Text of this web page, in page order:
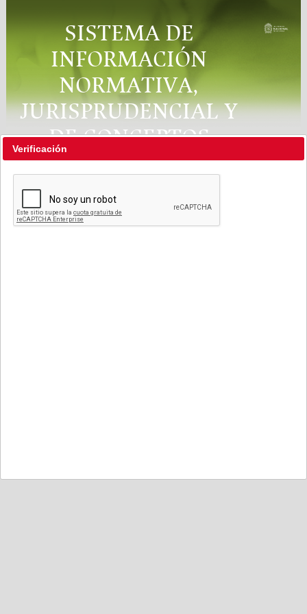
SISTEMA DE
INFORMACIÓN
NORMATIVA,
JURISPRUDENCIAL Y
DE CONCEPTOS
"RÉGIMEN LEGAL"
Verificación